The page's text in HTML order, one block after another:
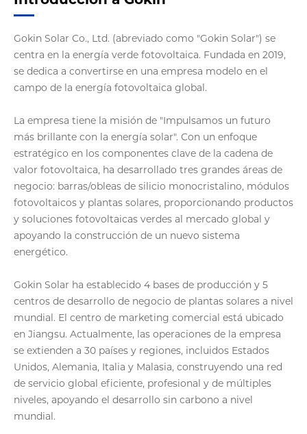
Gokin Solar Co., Ltd. (abreviado como "Gokin Solar") se
centra en la energía verde fotovoltaica. Fundada en 2019,
se dedica a convertirse en una empresa modelo en el
campo de la energía fotovoltaica global.
La empresa tiene la misión de "Impulsamos un futuro
más brillante con la energía solar". Con un enfoque
estratégico en los componentes clave de la cadena de
valor fotovoltaica, ha desarrollado tres grandes áreas de
negocio: barras/obleas de silicio monocristalino, módulos
fotovoltaicos y plantas solares, proporcionando productos
y soluciones fotovoltaicas verdes al mercado global y
apoyando la construcción de un nuevo sistema
energético.
Gokin Solar ha establecido 4 bases de producción y 5
centros de desarrollo de negocio de plantas solares a nivel
mundial. El centro de marketing comercial está ubicado
en Jiangsu. Actualmente, las operaciones de la empresa
se extienden a 30 países y regiones, incluidos Estados
Unidos, Alemania, Italia y Malasia, construyendo una red
de servicio global eficiente, profesional y de múltiples
niveles, apoyando el desarrollo sin carbono a nivel
mundial.